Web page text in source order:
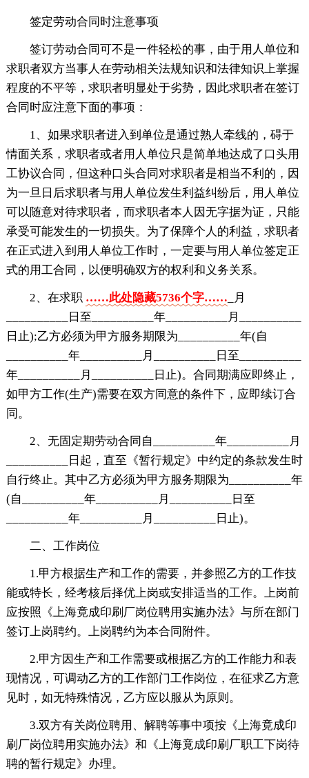
签定劳动合同时注意事项
签订劳动合同可不是一件轻松的事，由于用人单位和
求职者双方当事人在劳动相关法规知识和法律知识上掌握
程度的不平等，求职者明显处于劣势，因此求职者在签订
合同时应注意下面的事项：
1、如果求职者进入到单位是通过熟人牵线的，碍于
情面关系，求职者或者用人单位只是简单地达成了口头用
工协议合同，但这种口头合同对求职者是相当不利的，因
为一旦日后求职者与用人单位发生利益纠纷后，用人单位
可以随意对待求职者，而求职者本人因无字据为证，只能
承受可能发生的一切损失。为了保障个人的利益，求职者
在正式进入到用人单位工作时，一定要与用人单位签定正
式的用工合同，以便明确双方的权利和义务关系。
2、在求职 ……此处隐藏5736个字…… _月
__________日至__________年__________月__________
日止);乙方必须为甲方服务期限为__________年(自
__________年__________月__________日至__________
年__________月__________日止)。合同期满应即终止，
如甲方工作(生产)需要在双方同意的条件下，应即续订合
同。
2、无固定期劳动合同自__________年__________月
__________日起，直至《暂行规定》中约定的条款发生时
自行终止。其中乙方必须为甲方服务期限为__________年
(自__________年__________月__________日至
__________年__________月__________日止)。
二、工作岗位
1.甲方根据生产和工作的需要，并参照乙方的工作技
能或特长，经考核后择优上岗或安排适当的工作。上岗前
应按照《上海竟成印刷厂岗位聘用实施办法》与所在部门
签订上岗聘约。上岗聘约为本合同附件。
2.甲方因生产和工作需要或根据乙方的工作能力和表
现情况，可调动乙方的工作部门工作岗位，在征求乙方意
见时，如无特殊情况，乙方应以服从为原则。
3.双方有关岗位聘用、解聘等事中项按《上海竟成印
刷厂岗位聘用实施办法》和《上海竟成印刷厂职工下岗待
聘的暂行规定》办理。